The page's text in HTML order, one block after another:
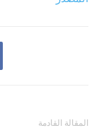
المقالة القادمة